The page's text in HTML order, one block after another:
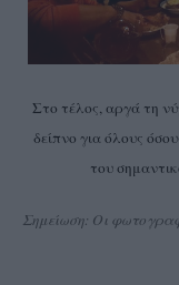
Στο τέλος, αργά τη
δείπνο για όλους
του
Σημείωση: Οι